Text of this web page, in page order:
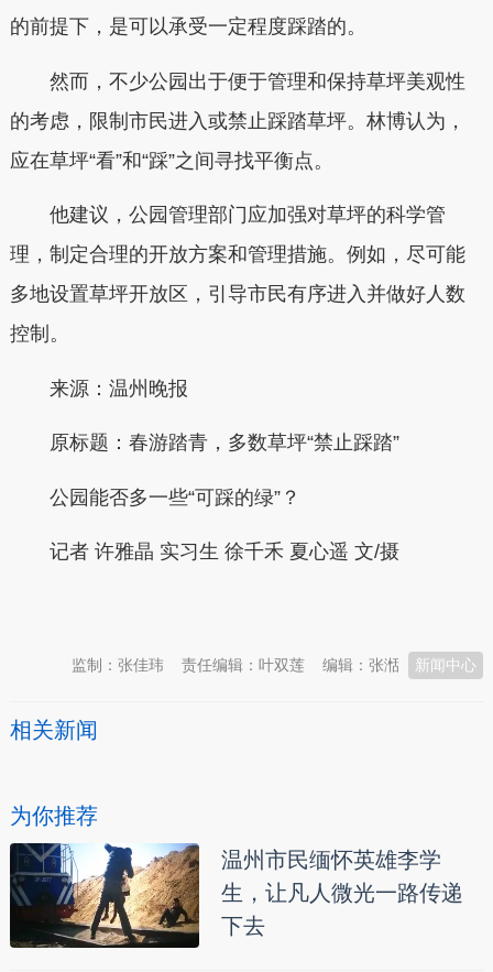
的前提下，是可以承受一定程度踩踏的。
然而，不少公园出于便于管理和保持草坪美观性
的考虑，限制市民进入或禁止踩踏草坪。林博认为，
应在草坪“看”和“踩”之间寻找平衡点。
他建议，公园管理部门应加强对草坪的科学管
理，制定合理的开放方案和管理措施。例如，尽可能
多地设置草坪开放区，引导市民有序进入并做好人数
控制。
来源：温州晚报
原标题：春游踏青，多数草坪“禁止踩踏”
公园能否多一些“可踩的绿”？
记者 许雅晶 实习生 徐千禾 夏心遥 文/摄
新闻中心
编辑：张湉
责任编辑：叶双莲
监制：张佳玮
相关新闻
为你推荐
温州市民缅怀英雄李学
生，让凡人微光一路传递
下去